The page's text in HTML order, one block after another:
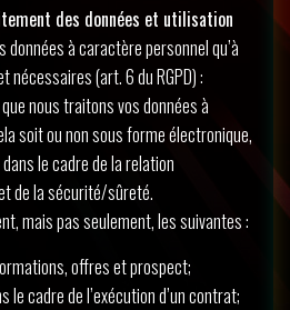
des données et utilisation
données à caractère personnel qu’à
(art. 6 du RGPD) :
nous traitons vos données à
soit ou non sous forme électronique,
le cadre de la relation
de la sécurité/sûreté.
mais pas seulement, les suivantes :
offres et prospect;
le cadre de l’exécution d’un contrat;